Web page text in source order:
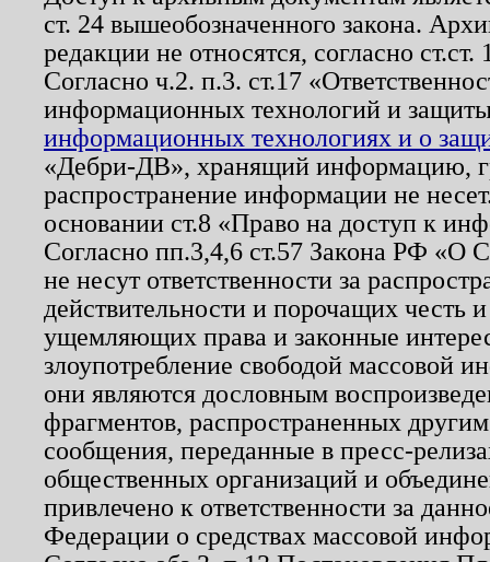
ст. 24 вышеобозначенного закона.
редакции не относятся, согласно
Согласно ч.2. п.3. ст.17
информационных технологий и
информационных технологиях и о
«Дебри-ДВ», хранящий информацию,
распространение информации не
основании ст.8 «Право на доступ к
Согласно пп.3,4,6 ст.57 Закона РФ «О
не несут ответственности за
действительности и порочащих честь
ущемляющих права и законные
злоупотребление свободой массовой
они являются дословным
фрагментов, распространенных
сообщения, переданные в пресс-
общественных организаций и
привлечено к ответственности за
Федерации о средствах массовой